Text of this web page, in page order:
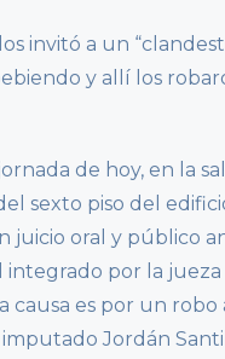
invitó a un
y allí los
de hoy, en la
sexto piso del
juicio oral y público
integrado por la jueza
causa es por un
Jordán